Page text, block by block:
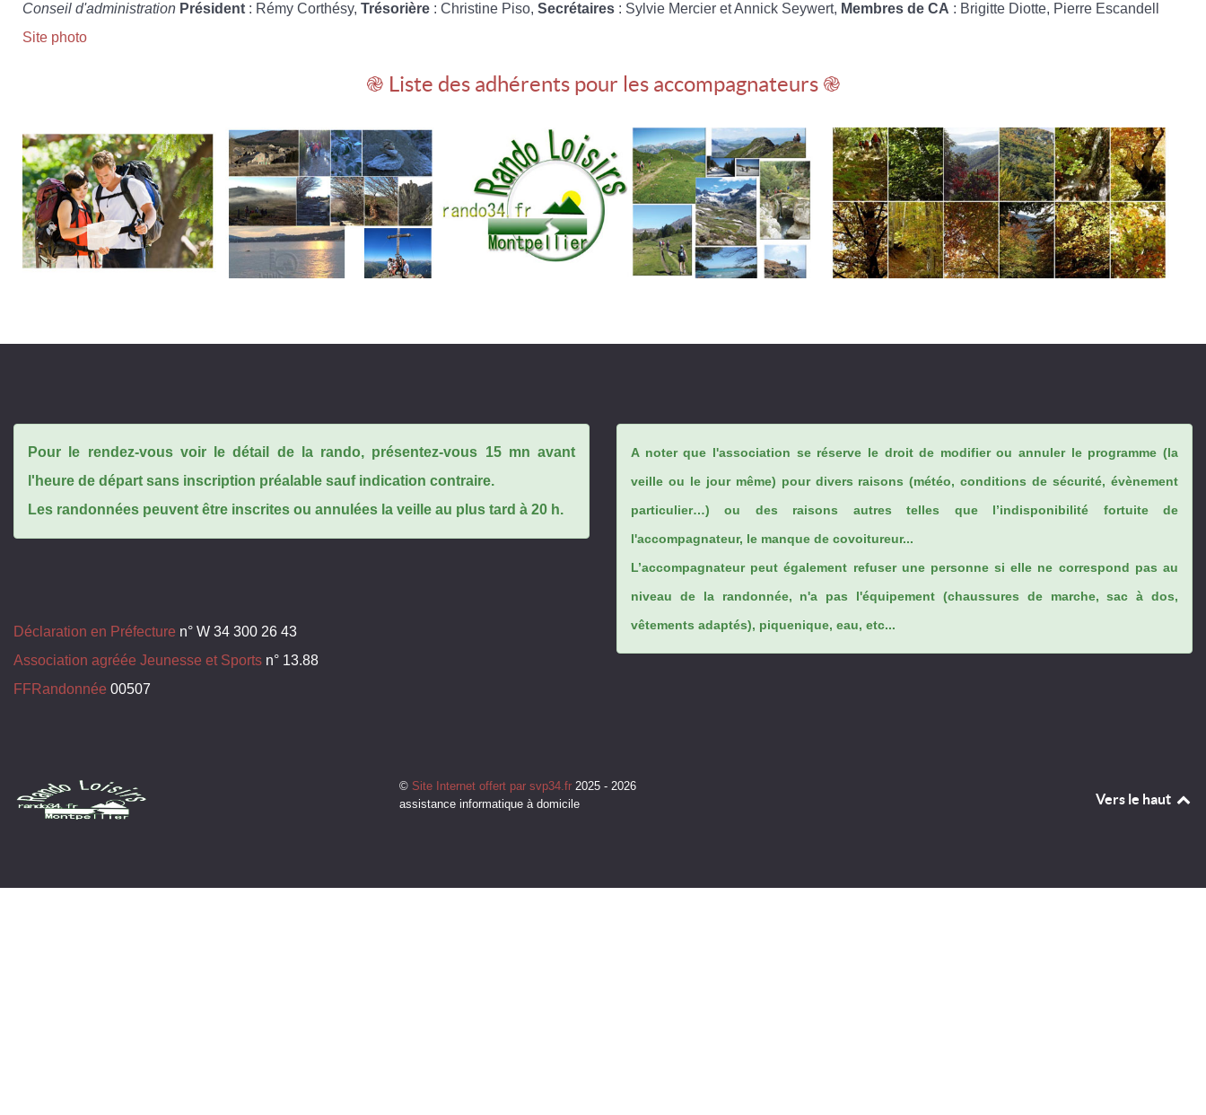
Conseil d'administration Président : Rémy Corthésy, Trésorière : Christine Piso, Secrétaires : Sylvie Mercier et Annick Seywert, Membres de CA : Brigitte Diotte, Pierre Escandell
Site photo
֎ Liste des adhérents pour les accompagnateurs ֎
Pour le rendez-vous voir le détail de la rando, présentez-vous 15 mn avant
l'heure de départ sans inscription préalable sauf indication contraire.
Les randonnées peuvent être inscrites ou annulées la veille au plus tard à 20 h.
Déclaration en Préfecture n° W 34 300 26 43
Association agréée Jeunesse et Sports n° 13.88
FFRandonnée 00507
A noter que l'association se réserve le droit de modifier ou annuler le programme (la
veille ou le jour même) pour divers raisons (météo, conditions de sécurité, évènement
particulier…) ou des raisons autres telles que l’indisponibilité fortuite de
l'accompagnateur, le manque de covoitureur...
L’accompagnateur peut également refuser une personne si elle ne correspond pas au
niveau de la randonnée, n'a pas l'équipement (chaussures de marche, sac à dos,
vêtements adaptés), piquenique, eau, etc...
© Site Internet offert par svp34.fr2025 - 2026
assistance informatique à domicile
Vers le haut